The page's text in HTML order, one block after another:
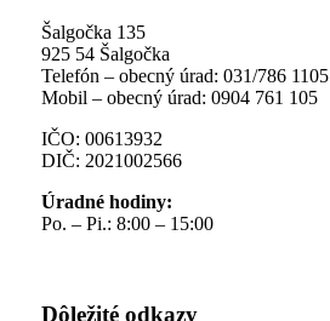
Šalgočka 135
925 54 Šalgočka
Telefón – obecný úrad: 031/786 1105
Mobil – obecný úrad: 0904 761 105
IČO: 00613932
DIČ: 2021002566
Úradné hodiny:
Po. – Pi.: 8:00 – 15:00
Dôležité odkazy